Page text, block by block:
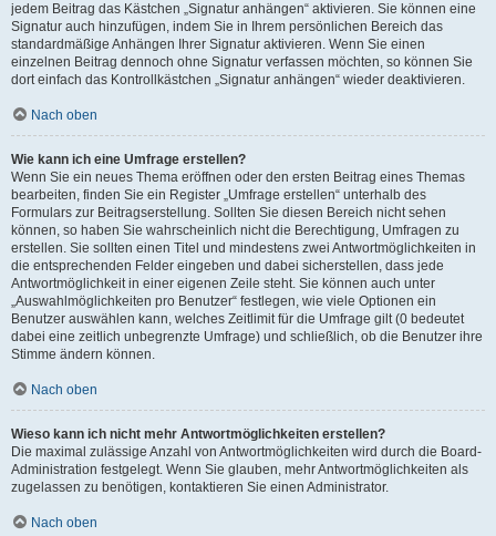
jedem Beitrag das Kästchen „Signatur anhängen“ aktivieren. Sie können eine
Signatur auch hinzufügen, indem Sie in Ihrem persönlichen Bereich das
standardmäßige Anhängen Ihrer Signatur aktivieren. Wenn Sie einen
einzelnen Beitrag dennoch ohne Signatur verfassen möchten, so können Sie
dort einfach das Kontrollkästchen „Signatur anhängen“ wieder deaktivieren.
Nach oben
Wie kann ich eine Umfrage erstellen?
Wenn Sie ein neues Thema eröffnen oder den ersten Beitrag eines Themas
bearbeiten, finden Sie ein Register „Umfrage erstellen“ unterhalb des
Formulars zur Beitragserstellung. Sollten Sie diesen Bereich nicht sehen
können, so haben Sie wahrscheinlich nicht die Berechtigung, Umfragen zu
erstellen. Sie sollten einen Titel und mindestens zwei Antwortmöglichkeiten in
die entsprechenden Felder eingeben und dabei sicherstellen, dass jede
Antwortmöglichkeit in einer eigenen Zeile steht. Sie können auch unter
„Auswahlmöglichkeiten pro Benutzer“ festlegen, wie viele Optionen ein
Benutzer auswählen kann, welches Zeitlimit für die Umfrage gilt (0 bedeutet
dabei eine zeitlich unbegrenzte Umfrage) und schließlich, ob die Benutzer ihre
Stimme ändern können.
Nach oben
Wieso kann ich nicht mehr Antwortmöglichkeiten erstellen?
Die maximal zulässige Anzahl von Antwortmöglichkeiten wird durch die Board-
Administration festgelegt. Wenn Sie glauben, mehr Antwortmöglichkeiten als
zugelassen zu benötigen, kontaktieren Sie einen Administrator.
Nach oben